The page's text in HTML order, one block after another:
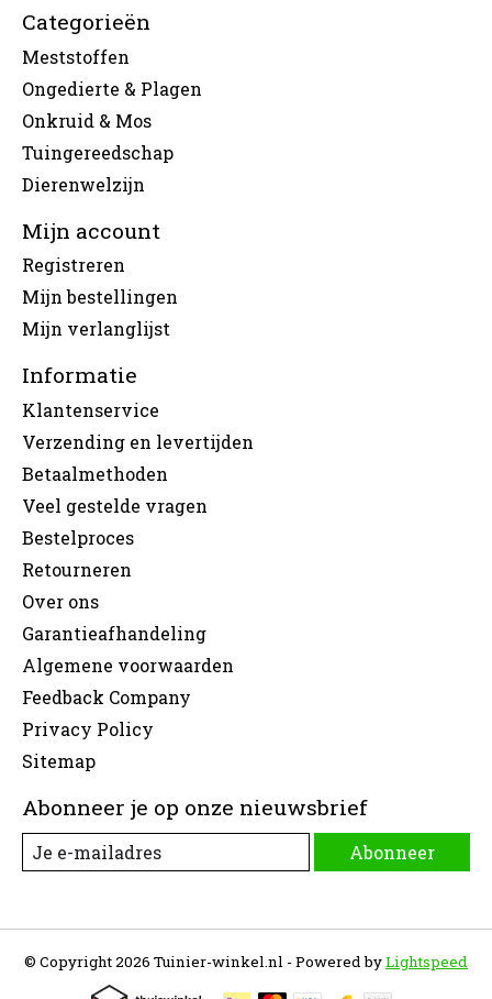
Categorieën
Meststoffen
Ongedierte & Plagen
Onkruid & Mos
Tuingereedschap
Dierenwelzijn
Mijn account
Registreren
Mijn bestellingen
Mijn verlanglijst
Informatie
Klantenservice
Verzending en levertijden
Betaalmethoden
Veel gestelde vragen
Bestelproces
Retourneren
Over ons
Garantieafhandeling
Algemene voorwaarden
Feedback Company
Privacy Policy
Sitemap
Abonneer je op onze nieuwsbrief
Abonneer
© Copyright 2026 Tuinier-winkel.nl - Powered byLightspeed